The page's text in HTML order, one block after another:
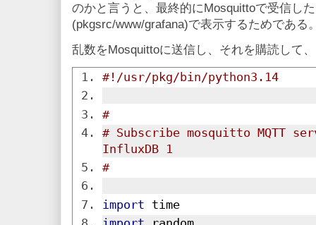
のかと言うと、最終的にMosquittoで受信し
(pkgsrc/www/grafana)で表示するためである
乱数をMosquittoに送信し、それを購読して
#!/usr/pkg/bin/python3.14
#
# Subscribe mosquitto MQTT
InfluxDB 1
#
import time